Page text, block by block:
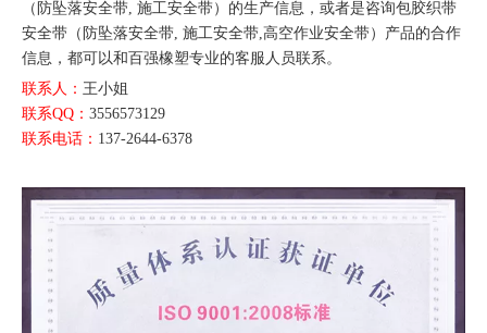
（防坠落安全带, 施工安全带）的生产信息，或者是咨询包胶织带
安全带（防坠落安全带, 施工安全带,高空作业安全带）产品的合作
信息，都可以和百强橡塑专业的客服人员联系。
联系人： 王小姐
联系QQ： 3556573129
联系电话： 137-2644-6378